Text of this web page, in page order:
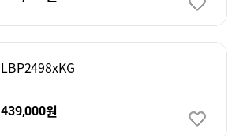
LBP2498xKG
439,000원